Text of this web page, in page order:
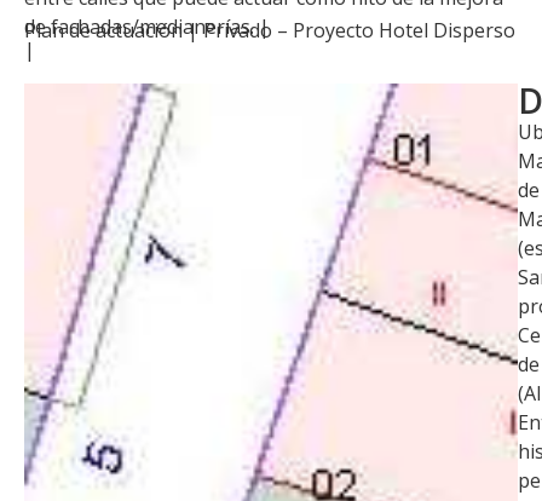
de fachadas/medianerías. |
Plan de actuación |Privado – Proyecto Hotel Disperso
|